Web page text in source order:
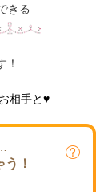
きる
！
相手と♥
！